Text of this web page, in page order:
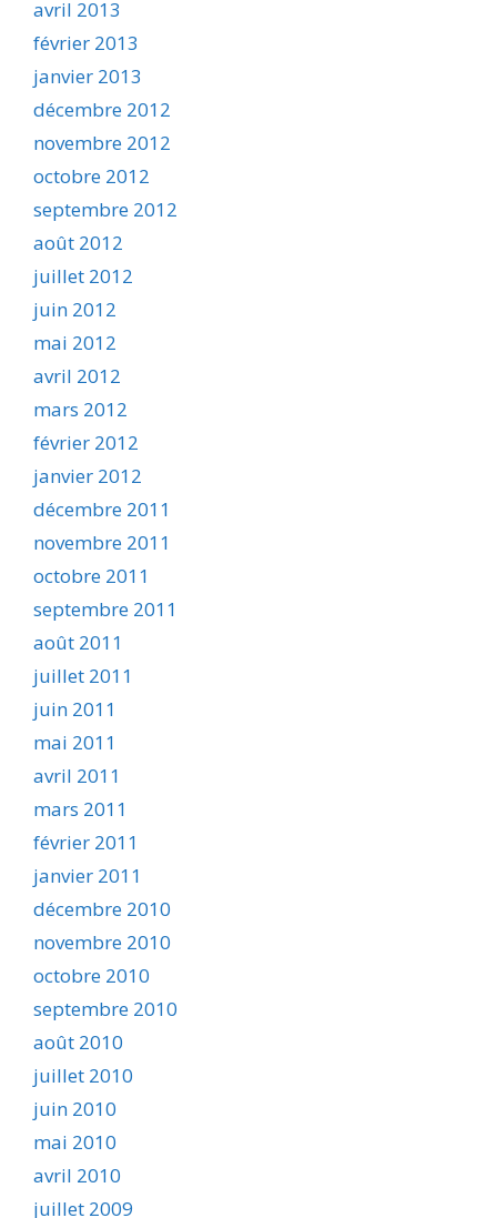
avril 2013
février 2013
janvier 2013
décembre 2012
novembre 2012
octobre 2012
septembre 2012
août 2012
juillet 2012
juin 2012
mai 2012
avril 2012
mars 2012
février 2012
janvier 2012
décembre 2011
novembre 2011
octobre 2011
septembre 2011
août 2011
juillet 2011
juin 2011
mai 2011
avril 2011
mars 2011
février 2011
janvier 2011
décembre 2010
novembre 2010
octobre 2010
septembre 2010
août 2010
juillet 2010
juin 2010
mai 2010
avril 2010
juillet 2009